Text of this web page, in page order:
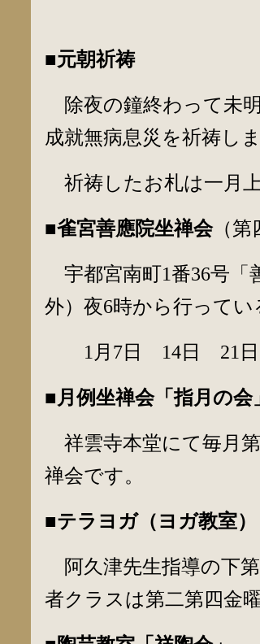
■元朝祈祷
除夜の鐘終わって未
成就無病息災を祈祷しま
祈祷したお札は一月
■雀宮善應院坐禅会（第
宇都宮南町1番36号「
外）夜6時から行ってい
1月7日 14日 21日
■月例坐禅会「指月の会
祥雲寺本堂にて毎月
禅会です。
■テラヨガ（ヨガ教室）
阿久津先生指導の下
者クラスは第二第四金